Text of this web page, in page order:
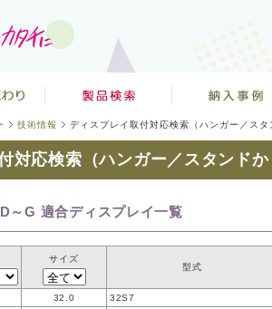
技術情報 ディスプレイ取付対応検索（ハンガー／スタ
対応検索（ハンガー／スタンドか
～G 適合ディスプレイ一覧
サイズ
型式
32.0 32S7